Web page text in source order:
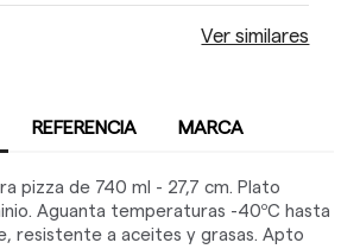
Ver similares
REFERENCIA MARCA
pizza de 740 ml - 27,7 cm. Plato
Aguanta temperaturas -40ºC hasta
resistente a aceites y grasas. Apto